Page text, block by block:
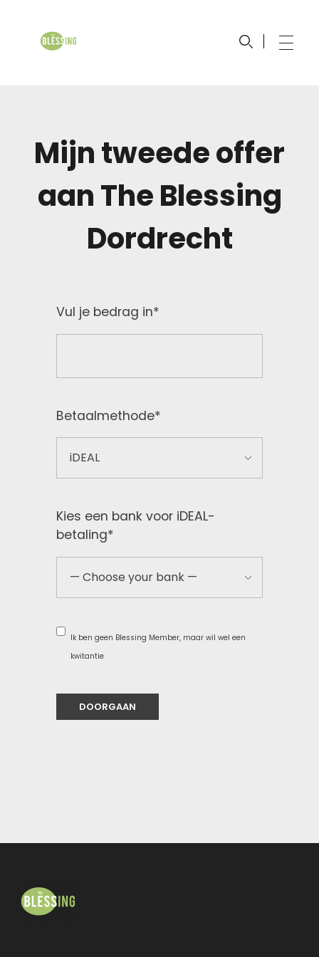
Mijn tweede offer
aan The Blessing
Dordrecht
Vul je bedrag in*
Betaalmethode*
Kies een bank voor iDEAL-
betaling*
Ik ben geen Blessing Member, maar wil wel een
kwitantie